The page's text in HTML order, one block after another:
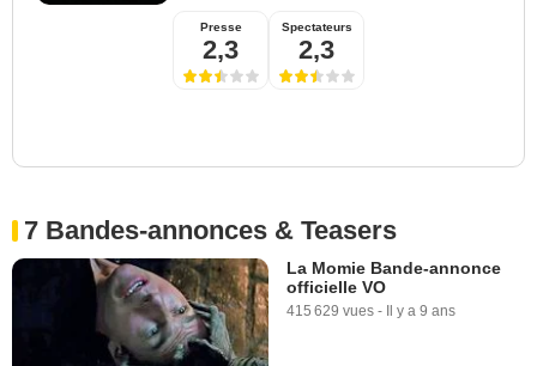
Presse
2,3
Spectateurs
2,3
7 Bandes-annonces & Teasers
La Momie Bande-annonce
officielle VO
415 629 vues - Il y a 9 ans